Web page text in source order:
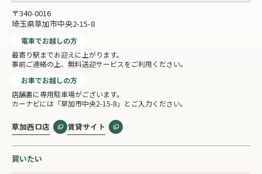
〒340-0016
埼玉県草加市中央2-15-8
電車でお越しの方
最寄り駅までお迎えに上がります。
事前ご連絡の上、無料送迎サービスをご利用ください。
お車でお越しの方
店舗裏に専用駐車場がございます。
カーナビには「草加市中央2-15-8」とご入力ください。
草加西口店 賃貸サイト
買いたい